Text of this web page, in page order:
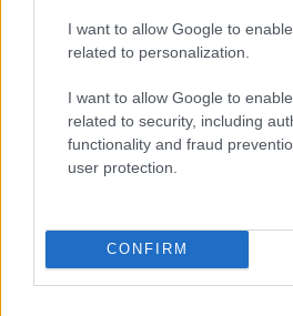
I want to allow Google to
related to personalization.
I want to allow Google to
related to security, including
functionality and fraud
user protection.
CONFIRM
Οι χαρακτηριστικά
δολοφονιών και βίας του
μερικές από τις πιο
του, αλλά ο πρώτος φόνος
ταινία Frenzy είναι
σοκαριστικός και
(Μπάρμπαρα Λέι-Χαντ),
Ρασκ σε μια σεκάνς που